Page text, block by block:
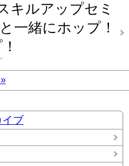
キルアップセミ
一緒にホップ！
»
イブ